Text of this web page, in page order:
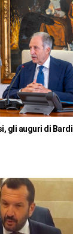
gli auguri di Bardi